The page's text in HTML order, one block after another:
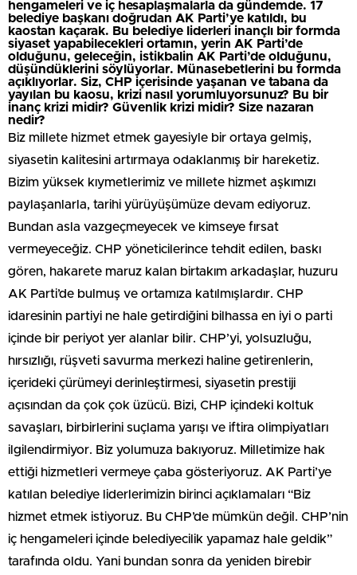
hengameleri ve iç hesaplaşmalarla da gündemde. 17
belediye başkanı doğrudan AK Parti’ye katıldı, bu
kaostan kaçarak. Bu belediye liderleri inançlı bir formda
siyaset yapabilecekleri ortamın, yerin AK Parti’de
olduğunu, geleceğin, istikbalin AK Parti’de olduğunu,
düşündüklerini söylüyorlar. Münasebetlerini bu formda
açıklıyorlar. Siz, CHP içerisinde yaşanan ve tabana da
yayılan bu kaosu, krizi nasıl yorumluyorsunuz? Bu bir
inanç krizi midir? Güvenlik krizi midir? Size nazaran
nedir?
Biz millete hizmet etmek gayesiyle bir ortaya gelmiş,
siyasetin kalitesini artırmaya odaklanmış bir hareketiz.
Bizim yüksek kıymetlerimiz ve millete hizmet aşkımızı
paylaşanlarla, tarihi yürüyüşümüze devam ediyoruz.
Bundan asla vazgeçmeyecek ve kimseye fırsat
vermeyeceğiz. CHP yöneticilerince tehdit edilen, baskı
gören, hakarete maruz kalan birtakım arkadaşlar, huzuru
AK Parti’de bulmuş ve ortamıza katılmışlardır. CHP
idaresinin partiyi ne hale getirdiğini bilhassa en iyi o parti
içinde bir periyot yer alanlar bilir. CHP’yi, yolsuzluğu,
hırsızlığı, rüşveti savurma merkezi haline getirenlerin,
içerideki çürümeyi derinleştirmesi, siyasetin prestiji
açısından da çok çok üzücü. Bizi, CHP içindeki koltuk
savaşları, birbirlerini suçlama yarışı ve iftira olimpiyatları
ilgilendirmiyor. Biz yolumuza bakıyoruz. Milletimize hak
ettiği hizmetleri vermeye çaba gösteriyoruz. AK Parti’ye
katılan belediye liderlerimizin birinci açıklamaları “Biz
hizmet etmek istiyoruz. Bu CHP’de mümkün değil. CHP’nin
iç hengameleri içinde belediyecilik yapamaz hale geldik”
tarafında oldu. Yani bundan sonra da yeniden birebir